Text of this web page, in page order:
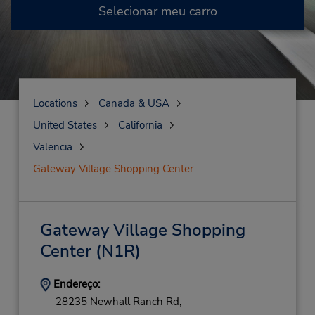
Selecionar meu carro
Locations
Canada & USA
United States
California
Valencia
Gateway Village Shopping Center
Gateway Village Shopping
Center(N1R)
Endereço:
28235 Newhall Ranch Rd,